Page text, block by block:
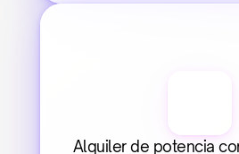
Alquiler de potencia